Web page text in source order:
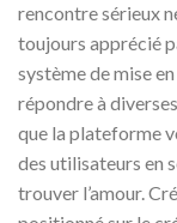
rencontre sérieux
toujours apprécié
système de mise
répondre à
que la plateforme
des utilisateurs en
trouver l’amour.